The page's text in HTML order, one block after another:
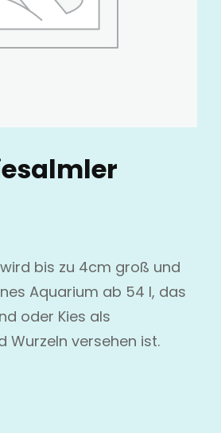
bis zu 4cm groß und
Aquarium ab 54 l, das
oder Kies als
Wurzeln versehen ist.